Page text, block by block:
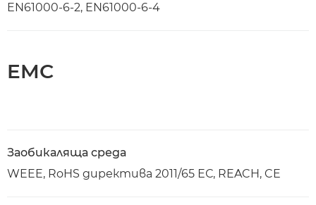
EN61000-6-2, EN61000-6-4
EMC
Заобикаляща среда
WEEE, RoHS директива 2011/65 ЕС, REACH, CE